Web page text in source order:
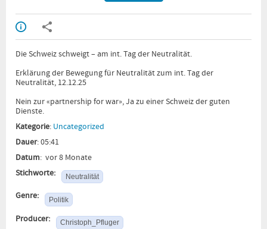
Die Schweiz schweigt – am int. Tag der Neutralität.
Erklärung der Bewegung für Neutralität zum int. Tag der
Neutralität, 12.12.25
Nein zur «partnership for war», Ja zu einer Schweiz der guten
Dienste.
Kategorie: Uncategorized
Dauer: 05:41
Datum: vor 8 Monate
Stichworte:
Neutralität
Genre: Politik
Producer: Christoph_Pfluger